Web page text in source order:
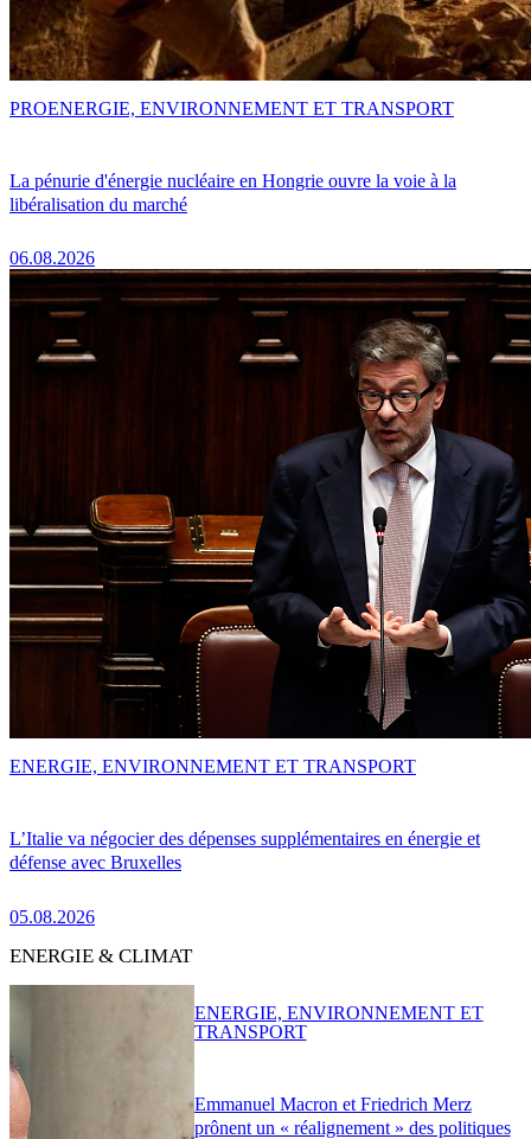
La pénurie d'énergie nucléaire en Hongrie ouvre la voie à la
libéralisation du marché
06.08.2026
PROENERGIE, ENVIRONNEMENT ET TRANSPORT
L’Italie va négocier des dépenses supplémentaires en énergie et
défense avec Bruxelles
05.08.2026
ENERGIE, ENVIRONNEMENT ET TRANSPORT
ENERGIE & CLIMAT
Emmanuel Macron et Friedrich Merz
prônent un « réalignement » des politiques
ENERGIE, ENVIRONNEMENT ET
TRANSPORT